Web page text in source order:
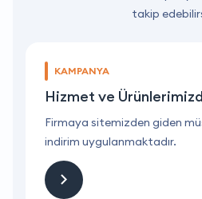
takip
KAMPANYA
Hizmet ve
Firmaya sitemizden giden
indirim uygulanmaktadır.